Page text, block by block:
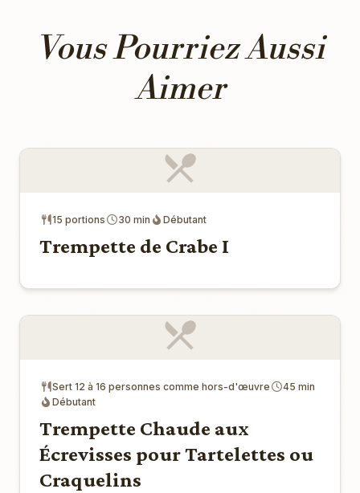
Vous Pourriez Aussi
Aimer
15 portions 30 min Débutant
Trempette de Crabe I
Sert 12 à 16 personnes comme hors-d'œuvre
45 min
Débutant
Trempette Chaude aux
Écrevisses pour Tartelettes ou
Craquelins